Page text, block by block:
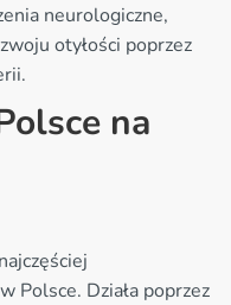
neurologiczne,
otyłości poprzez
na
Polsce. Działa poprzez